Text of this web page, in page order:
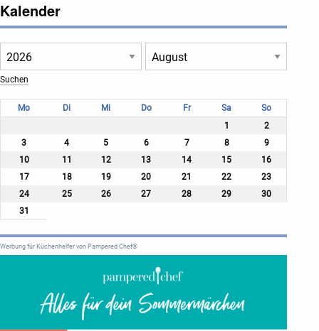
Kalender
Mo Di Mi Do Fr Sa
So
1
2
3
4 5 6 7 8
9
10
11 12 13 14 15
16
17
18 19 20 21 22
23
24
25 26 27 28 29
30
31
Werbung für Küchenhelfer von Pampered Chef®